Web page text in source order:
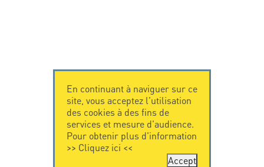
En continuant à naviguer sur ce
site, vous acceptez l'utilisation
des cookies à des fins de
services et mesure d'audience.
Pour obtenir plus d'information
>> Cliquez ici <<
Accept